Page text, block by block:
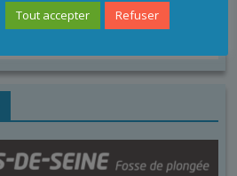
Tout accepter Refuser